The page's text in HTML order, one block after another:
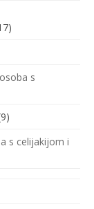
s
s celijakijom i